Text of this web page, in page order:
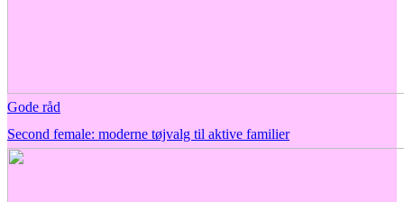
Gode råd
Second female: moderne tøjvalg til aktive familier